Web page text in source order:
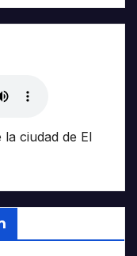
la ciudad de El